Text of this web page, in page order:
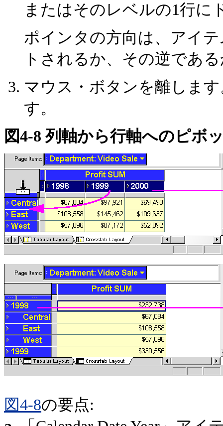
またはそのレベルの1行に
ポインタの方向は、アイ
トされるか、その逆であ
マウス・ボタンを離しま
す。
図4-8 列軸から行軸へのピボ
図4-8の要点: